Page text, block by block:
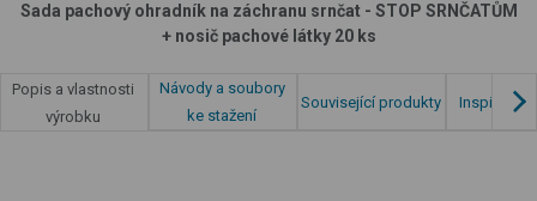
Sada pachový ohradník na záchranu srnčat - STOP SRNČATŮM
+ nosič pachové látky 20 ks
Popis a vlastnosti
výrobku
Návody a soubory
ke stažení
Související produkty Inspirace